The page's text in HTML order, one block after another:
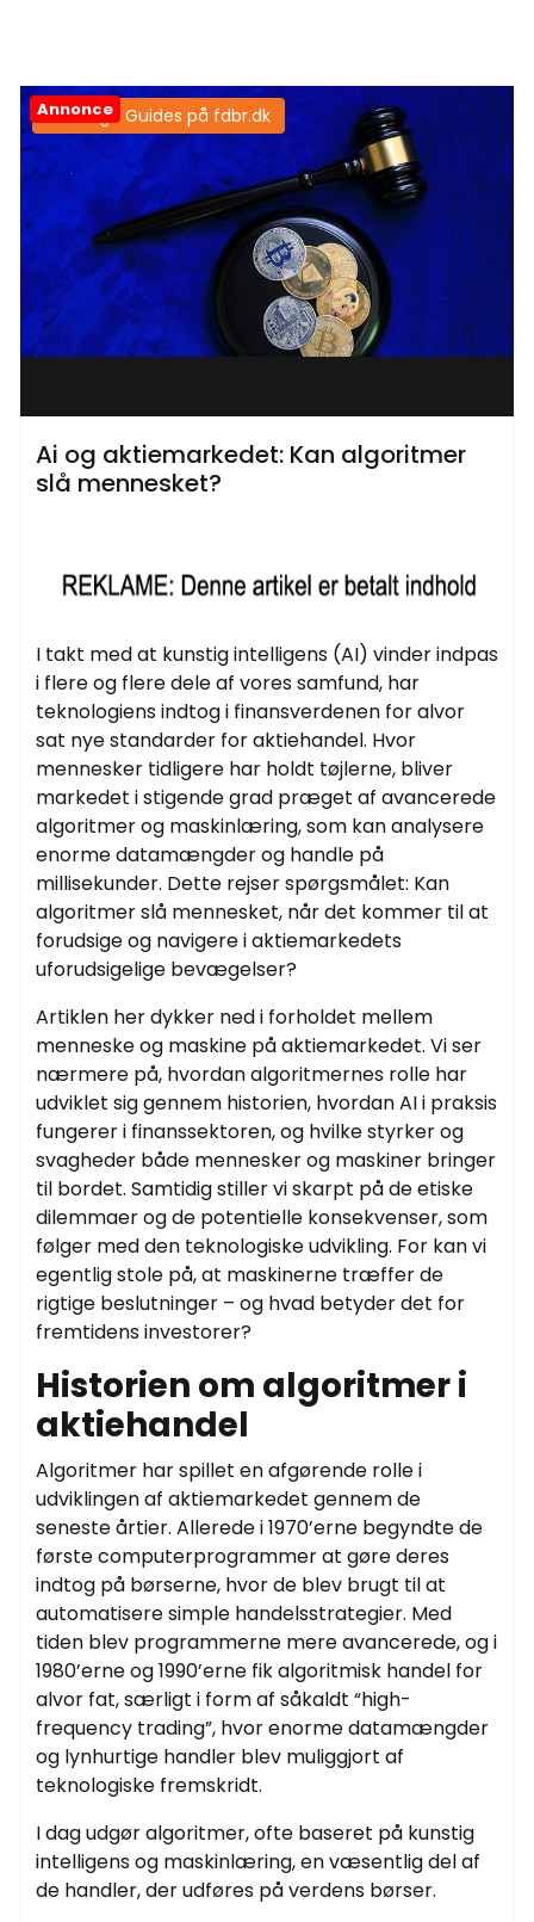
Annonce
Samtlige Guides på fdbr.dk
Ai og aktiemarkedet: Kan algoritmer
slå mennesket?
I takt med at kunstig intelligens (AI) vinder indpas
i flere og flere dele af vores samfund, har
teknologiens indtog i finansverdenen for alvor
sat nye standarder for aktiehandel. Hvor
mennesker tidligere har holdt tøjlerne, bliver
markedet i stigende grad præget af avancerede
algoritmer og maskinlæring, som kan analysere
enorme datamængder og handle på
millisekunder. Dette rejser spørgsmålet: Kan
algoritmer slå mennesket, når det kommer til at
forudsige og navigere i aktiemarkedets
uforudsigelige bevægelser?
Artiklen her dykker ned i forholdet mellem
menneske og maskine på aktiemarkedet. Vi ser
nærmere på, hvordan algoritmernes rolle har
udviklet sig gennem historien, hvordan AI i praksis
fungerer i finanssektoren, og hvilke styrker og
svagheder både mennesker og maskiner bringer
til bordet. Samtidig stiller vi skarpt på de etiske
dilemmaer og de potentielle konsekvenser, som
følger med den teknologiske udvikling. For kan vi
egentlig stole på, at maskinerne træffer de
rigtige beslutninger – og hvad betyder det for
fremtidens investorer?
Historien om algoritmer i
aktiehandel
Algoritmer har spillet en afgørende rolle i
udviklingen af aktiemarkedet gennem de
seneste årtier. Allerede i 1970’erne begyndte de
første computerprogrammer at gøre deres
indtog på børserne, hvor de blev brugt til at
automatisere simple handelsstrategier. Med
tiden blev programmerne mere avancerede, og i
1980’erne og 1990’erne fik algoritmisk handel for
alvor fat, særligt i form af såkaldt “high-
frequency trading”, hvor enorme datamængder
og lynhurtige handler blev muliggjort af
teknologiske fremskridt.
I dag udgør algoritmer, ofte baseret på kunstig
intelligens og maskinlæring, en væsentlig del af
de handler, der udføres på verdens børser.